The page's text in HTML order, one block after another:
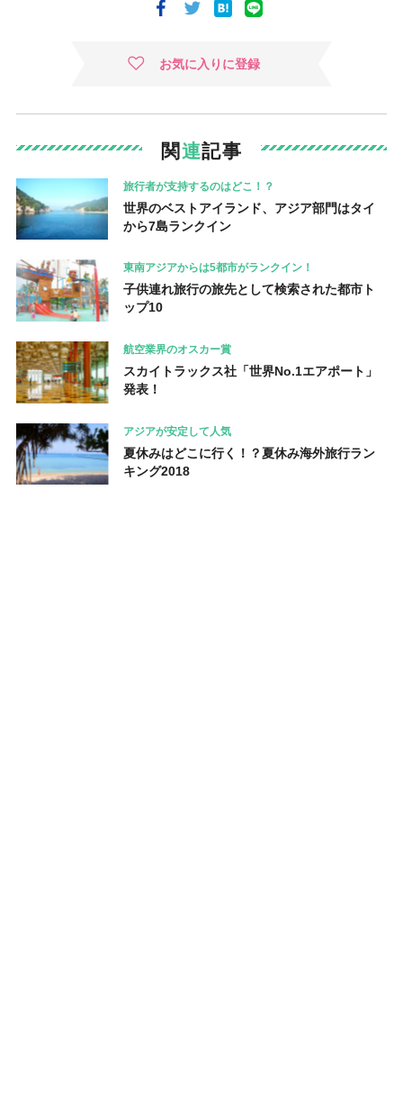
お気に入りに登録
関連記事
旅行者が支持するのはどこ！？
世界のベストアイランド、アジア部門はタイ
から7島ランクイン
東南アジアからは5都市がランクイン！
子供連れ旅行の旅先として検索された都市ト
ップ10
航空業界のオスカー賞
スカイトラックス社「世界No.1エアポート」
発表！
アジアが安定して人気
夏休みはどこに行く！？夏休み海外旅行ラン
キング2018